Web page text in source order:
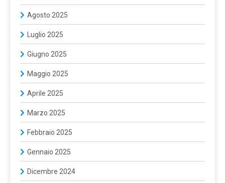
Agosto 2025
Luglio 2025
Giugno 2025
Maggio 2025
Aprile 2025
Marzo 2025
Febbraio 2025
Gennaio 2025
Dicembre 2024